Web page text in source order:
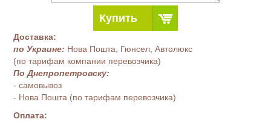
Купить
Доставка:
по Украине: Нова Пошта, Гюнсел, Автолюкс
(по тарифам компании перевозчика)
По Днепропетровску:
- самовывоз
- Нова Пошта (по тарифам перевозчика)
Оплата: